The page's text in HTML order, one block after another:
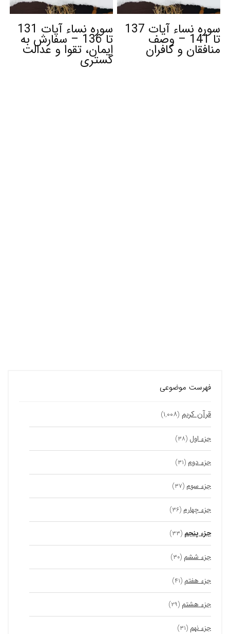
سوره نساء آیات 137
تا 141 – وصف
منافقان و کافران
سوره نساء آیات 131
تا 136 – سفارش به
ایمان، تقوا و عدالت
گستری
فهرست موضوعی
قرآن کریم (۱,۰۰۸)
جزء اول (۳۸)
جزء دوم (۳۱)
جزء سوم (۳۷)
جزء چهارم (۳۶)
جزء پنجم (۳۳)
جزء ششم (۳۰)
جزء هفتم (۴۱)
جزء هشتم (۲۹)
جزء نهم (۳۱)